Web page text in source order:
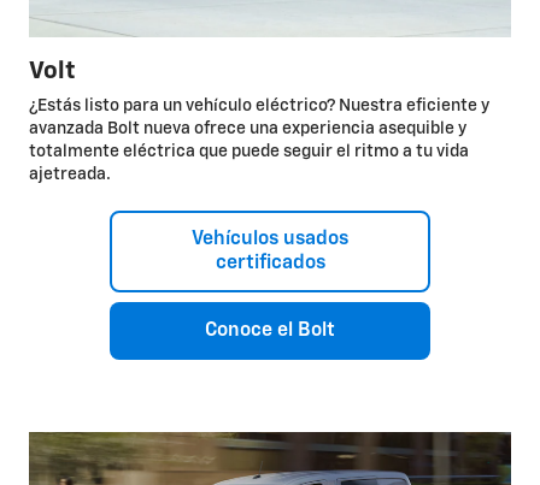
Volt
¿Estás listo para un vehículo eléctrico? Nuestra eficiente y
avanzada Bolt nueva ofrece una experiencia asequible y
totalmente eléctrica que puede seguir el ritmo a tu vida
ajetreada.
Vehículos usados
certificados
Conoce el Bolt